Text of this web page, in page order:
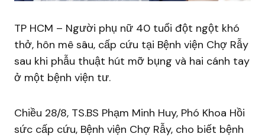
TP HCM – Người phụ nữ 40 tuổi đột ngột khó
thở, hôn mê sâu, cấp cứu tại Bệnh viện Chợ Rẫy
sau khi phẫu thuật hút mỡ bụng và hai cánh tay
ở một bệnh viện tư.
Chiều 28/8, TS.BS Phạm Minh Huy, Phó Khoa Hồi
sức cấp cứu, Bệnh viện Chợ Rẫy, cho biết bệnh